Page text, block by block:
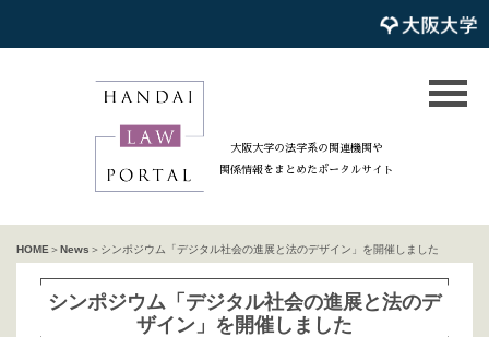
大阪大学の法学系の関連機関や
関係情報をまとめたポータルサイト
HOME ＞News ＞シンポジウム「デジタル社会の進展と法のデザイン」を開催しました
シンポジウム「デジタル社会の進展と法のデ
ザイン」を開催しました